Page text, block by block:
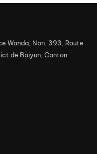
Wanda, Non. 393, Route
de Baiyun, Canton